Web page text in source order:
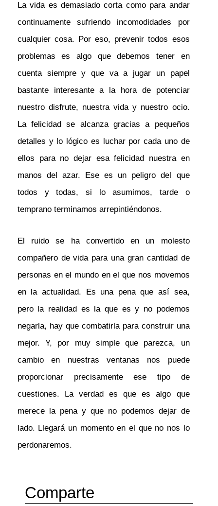
La vida es demasiado corta como para andar
continuamente sufriendo incomodidades por
cualquier cosa. Por eso, prevenir todos esos
problemas es algo que debemos tener en
cuenta siempre y que va a jugar un papel
bastante interesante a la hora de potenciar
nuestro disfrute, nuestra vida y nuestro ocio.
La felicidad se alcanza gracias a pequeños
detalles y lo lógico es luchar por cada uno de
ellos para no dejar esa felicidad nuestra en
manos del azar. Ese es un peligro del que
todos y todas, si lo asumimos, tarde o
temprano terminamos arrepintiéndonos.
El ruido se ha convertido en un molesto
compañero de vida para una gran cantidad de
personas en el mundo en el que nos movemos
en la actualidad. Es una pena que así sea,
pero la realidad es la que es y no podemos
negarla, hay que combatirla para construir una
mejor. Y, por muy simple que parezca, un
cambio en nuestras ventanas nos puede
proporcionar precisamente ese tipo de
cuestiones. La verdad es que es algo que
merece la pena y que no podemos dejar de
lado. Llegará un momento en el que no nos lo
perdonaremos.
Comparte